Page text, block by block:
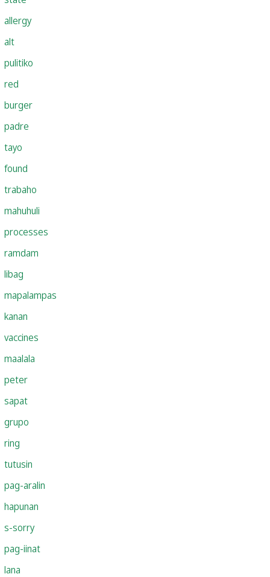
allergy
alt
pulitiko
red
burger
padre
tayo
found
trabaho
mahuhuli
processes
ramdam
libag
mapalampas
kanan
vaccines
maalala
peter
sapat
grupo
ring
tutusin
pag-aralin
hapunan
s-sorry
pag-iinat
lana